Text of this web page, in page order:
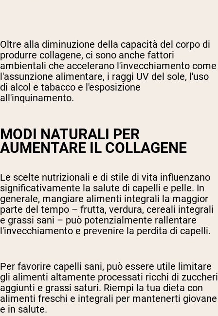
Oltre alla diminuzione della capacità del corpo di
produrre collagene, ci sono anche fattori
ambientali che accelerano l'invecchiamento come
l'assunzione alimentare, i raggi UV del sole, l'uso
di alcol e tabacco e l'esposizione
all'inquinamento.
MODI NATURALI PER
AUMENTARE IL COLLAGENE
Le scelte nutrizionali e di stile di vita influenzano
significativamente la salute di capelli e pelle. In
generale, mangiare alimenti integrali la maggior
parte del tempo – frutta, verdura, cereali integrali
e grassi sani – può potenzialmente rallentare
l'invecchiamento e prevenire la perdita di capelli.
Per favorire capelli sani, può essere utile limitare
gli alimenti altamente processati ricchi di zuccheri
aggiunti e grassi saturi. Riempi la tua dieta con
alimenti freschi e integrali per mantenerti giovane
e in salute.